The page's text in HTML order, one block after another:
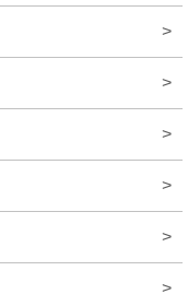
>
>
>
>
>
>